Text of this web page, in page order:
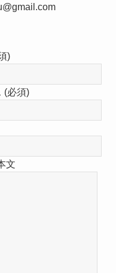
)
(必須)
文